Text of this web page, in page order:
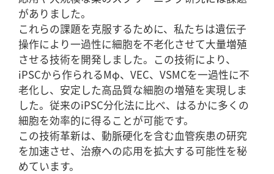
がありました。
これらの課題を克服するために、私たちは遺伝子
操作により一過性に細胞を不老化させて大量増殖
させる技術を開発しました。この技術により、
iPSCから作られるMφ、VEC、VSMCを一過性に不
老化し、安定した高品質な細胞の増殖を実現しま
した。従来のiPSC分化法に比べ、はるかに多くの
細胞を効率的に得ることが可能です。
この技術革新は、動脈硬化を含む血管疾患の研究
を加速させ、治療への応用を拡大する可能性を秘
めています。